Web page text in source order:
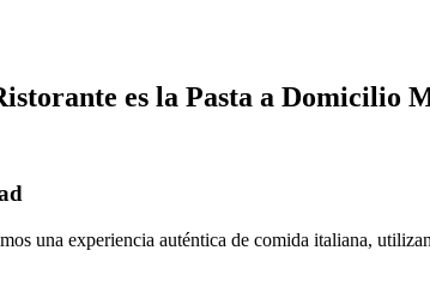
es la Pasta a
una experiencia auténtica de comida italiana,